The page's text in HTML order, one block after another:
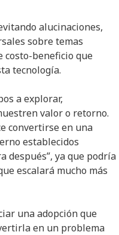
alucinaciones,
sobre temas
costo-beneficio que
tecnología.
a explorar,
valor o retorno.
convertirse en una
establecidos
después”, ya que podría
escalará mucho más
una adopción que
en un problema